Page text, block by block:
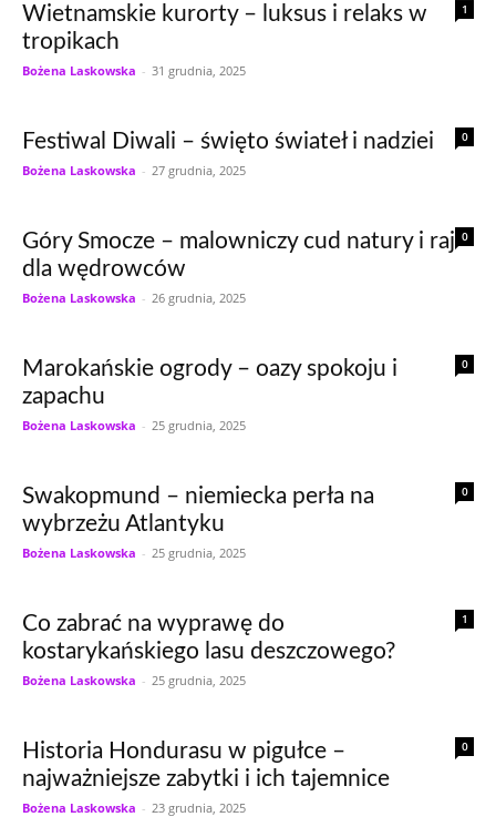
1
Wietnamskie kurorty – luksus i relaks w
tropikach
Bożena Laskowska - 31 grudnia, 2025
0
Festiwal Diwali – święto świateł i nadziei
Bożena Laskowska - 27 grudnia, 2025
0
Góry Smocze – malowniczy cud natury i raj
dla wędrowców
Bożena Laskowska - 26 grudnia, 2025
0
Marokańskie ogrody – oazy spokoju i
zapachu
Bożena Laskowska - 25 grudnia, 2025
0
Swakopmund – niemiecka perła na
wybrzeżu Atlantyku
Bożena Laskowska - 25 grudnia, 2025
1
Co zabrać na wyprawę do
kostarykańskiego lasu deszczowego?
Bożena Laskowska - 25 grudnia, 2025
0
Historia Hondurasu w pigułce –
najważniejsze zabytki i ich tajemnice
Bożena Laskowska - 23 grudnia, 2025